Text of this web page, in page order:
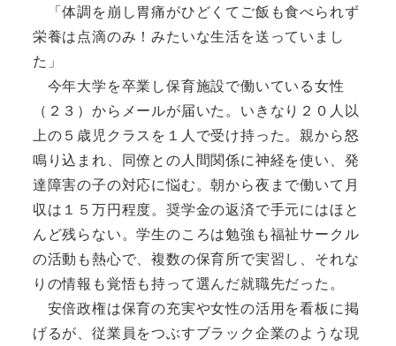
「体調を崩し胃痛がひどくてご飯も食べられず
栄養は点滴のみ！みたいな生活を送っていまし
た」
今年大学を卒業し保育施設で働いている女性
（２３）からメールが届いた。いきなり２０人以
上の５歳児クラスを１人で受け持った。親から怒
鳴り込まれ、同僚との人間関係に神経を使い、発
達障害の子の対応に悩む。朝から夜まで働いて月
収は１５万円程度。奨学金の返済で手元にはほと
んど残らない。学生のころは勉強も福祉サークル
の活動も熱心で、複数の保育所で実習し、それな
りの情報も覚悟も持って選んだ就職先だった。
安倍政権は保育の充実や女性の活用を看板に掲
げるが、従業員をつぶすブラック企業のような現